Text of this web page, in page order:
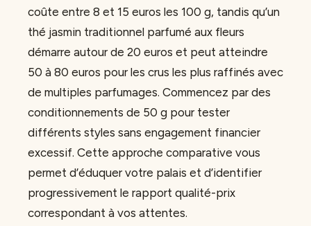
coûte entre 8 et 15 euros les 100 g, tandis qu’un
thé jasmin traditionnel parfumé aux fleurs
démarre autour de 20 euros et peut atteindre
50 à 80 euros pour les crus les plus raffinés avec
de multiples parfumages. Commencez par des
conditionnements de 50 g pour tester
différents styles sans engagement financier
excessif. Cette approche comparative vous
permet d’éduquer votre palais et d’identifier
progressivement le rapport qualité-prix
correspondant à vos attentes.